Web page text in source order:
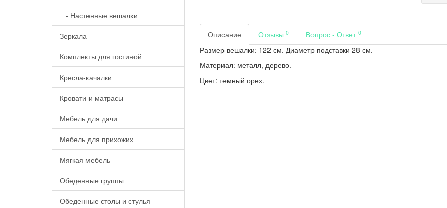
- Настенные вешалки
Зеркала
Комплекты для гостиной
Кресла-качалки
Кровати и матрасы
Мебель для дачи
Мебель для прихожих
Мягкая мебель
Обеденные группы
Обеденные столы и стулья
Описание Отзывы 0 Вопрос - Ответ 0
Размер вешалки: 122 см. Диаметр подставки 28 см.
Материал: металл, дерево.
Цвет: темный орех.